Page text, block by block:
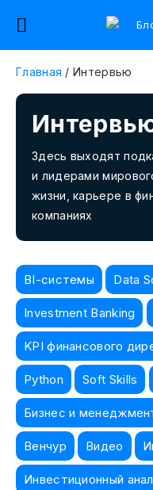
Главная /Интервью
Здесь выходят
и лидерами
жизни, карьере в
компаниях
BI-системы Data
Investment Banking
KPI финансового
Python Soft Skills
Бизнес и
Венчур Видео
Инвестиционный